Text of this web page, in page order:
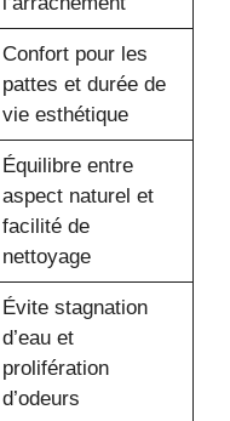
Confort pour les
pattes et durée de
vie esthétique
Équilibre entre
aspect naturel et
facilité de
nettoyage
Évite stagnation
d’eau et
prolifération
d’odeurs